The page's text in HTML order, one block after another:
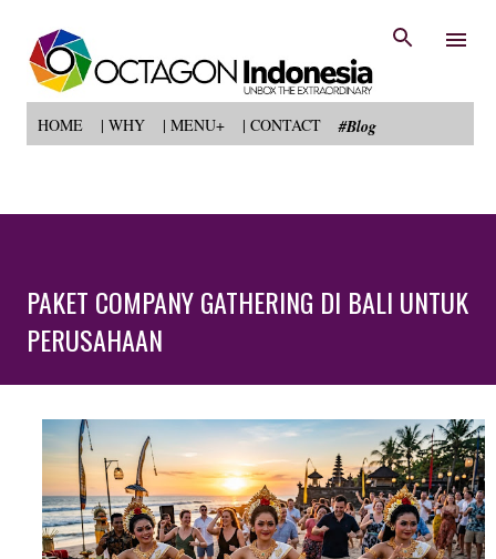
HOME | WHY | MENU+ | CONTACT #Blog
PAKET COMPANY GATHERING DI BALI UNTUK
PERUSAHAAN